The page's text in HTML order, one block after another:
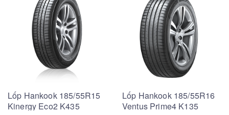
Lốp Hankook 185/55R15
Kinergy Eco2 K435
Lốp Hankook 185/55R16
Ventus Prime4 K135